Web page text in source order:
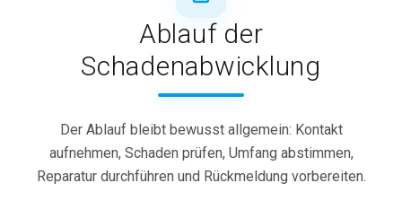
Ablauf der
Schadenabwicklung
Der Ablauf bleibt bewusst allgemein: Kontakt
aufnehmen, Schaden prüfen, Umfang abstimmen,
Reparatur durchführen und Rückmeldung vorbereiten.